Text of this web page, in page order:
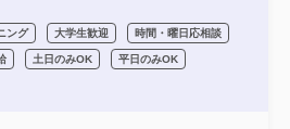
ング 大学生歓迎 時間・曜日応相談
土日のみOK 平日のみOK